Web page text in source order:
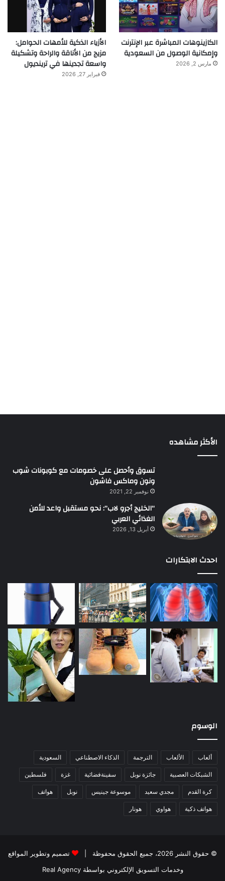
الكازينوهات المباشرة عبر الإنترنت
وإمكانية الوصول من السعودية
مارس 2, 2026
الأزياء الذكية للأمهات الحوامل:
مزيج من الأناقة والراحة وتشكيلة
واسعة تجدينها في ترينديول
فبراير 27, 2026
الأكثر مشاهده
تسوق وأحصل على خصومات مع كوبونات شوب
ونون وماكس فاشون
نوفمبر 22, 2021
“الخليج أجرو لاب”: نحو مستقبل واعد للأمن
الغذائي العربي
أبريل 13, 2026
احدث الابتكارات
الوسوم
ألعاب الألعاب الترجمة الذكاء الاصطناعي السعودية
الشبكات العصبية جائزة نوبل سفينةفضائية غزة فلسطين
كرة القدم مجدي سعيد موسوعة جينيس نوبل هواتف
هواتف ذكية هواوي هونار
© حقوق النشر 2026، جميع الحقوق محفوظة |
تصميم وتطوير المواقع
وخدمات التسويق الإلكتروني بواسطة Real Agency